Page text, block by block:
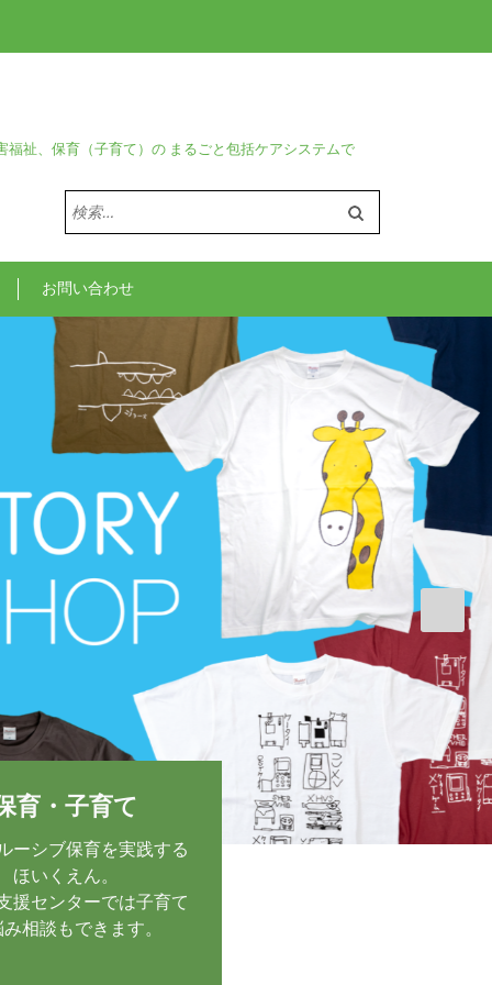
祉、保育（子育て）の まるごと包括ケアシステムで
検
索:
お問い合わせ
育・子育て
ーシブ保育を実践する
ほいくえん。
援センターでは子育て
相談もできます。